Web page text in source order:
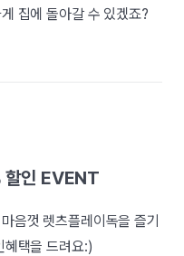
집에 돌아갈 수 있겠죠?
할인 EVENT
음껏 렛츠플레이독을 즐기
혜택을 드려요:)